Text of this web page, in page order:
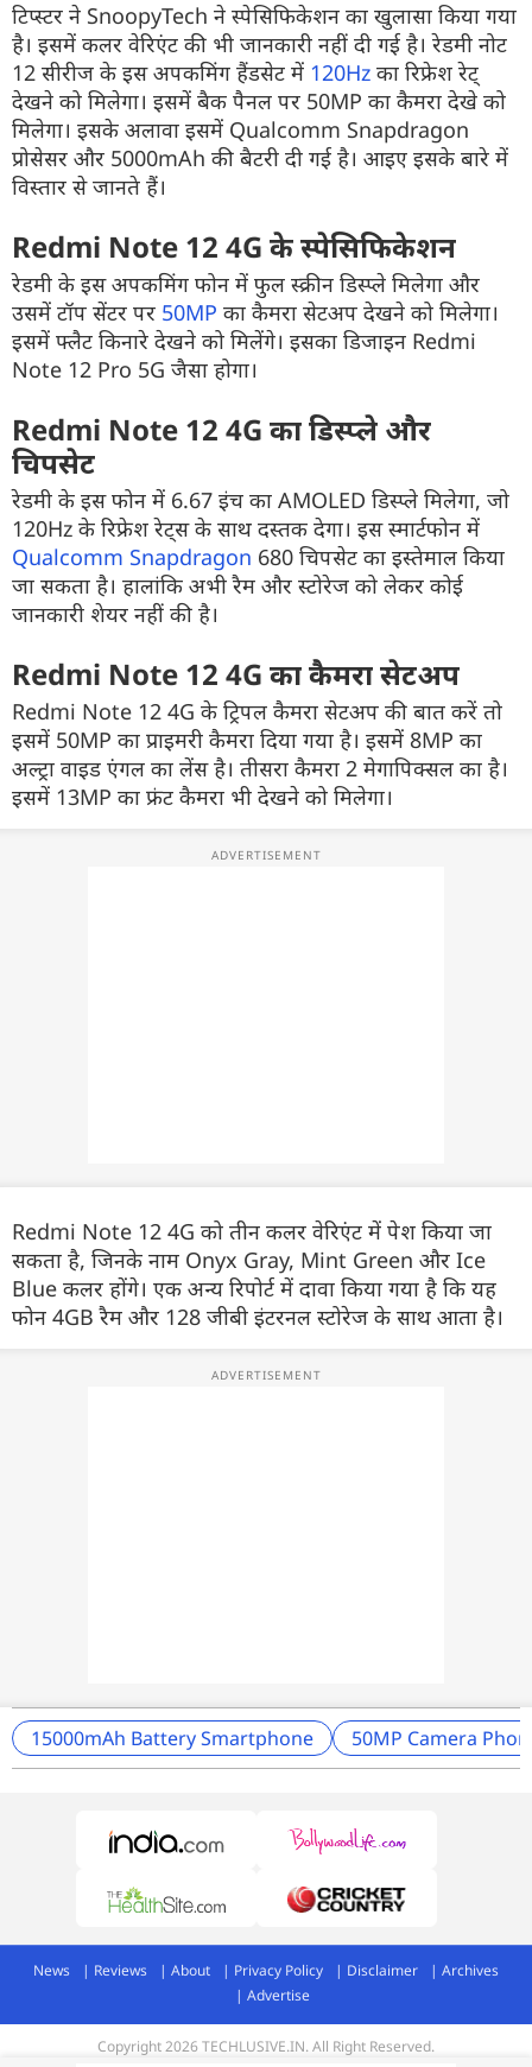
टिप्स्टर ने SnoopyTech ने स्पेसिफिकेशन का खुलासा किया गया
है। इसमें कलर वेरिएंट की भी जानकारी नहीं दी गई है। रेडमी नोट
12 सीरीज के इस अपकमिंग हैंडसेट में 120Hz का रिफ्रेश रेट्
देखने को मिलेगा। इसमें बैक पैनल पर 50MP का कैमरा देखे को
मिलेगा। इसके अलावा इसमें Qualcomm Snapdragon
प्रोसेसर और 5000mAh की बैटरी दी गई है। आइए इसके बारे में
विस्तार से जानते हैं।
Redmi Note 12 4G के स्पेसिफिकेशन
रेडमी के इस अपकमिंग फोन में फुल स्क्रीन डिस्प्ले मिलेगा और
उसमें टॉप सेंटर पर 50MP का कैमरा सेटअप देखने को मिलेगा।
इसमें फ्लैट किनारे देखने को मिलेंगे। इसका डिजाइन Redmi
Note 12 Pro 5G जैसा होगा।
Redmi Note 12 4G का डिस्प्ले और
चिपसेट
रेडमी के इस फोन में 6.67 इंच का AMOLED डिस्प्ले मिलेगा, जो
120Hz के रिफ्रेश रेट्स के साथ दस्तक देगा। इस स्मार्टफोन में
Qualcomm Snapdragon 680 चिपसेट का इस्तेमाल किया
जा सकता है। हालांकि अभी रैम और स्टोरेज को लेकर कोई
जानकारी शेयर नहीं की है।
Redmi Note 12 4G का कैमरा सेटअप
Redmi Note 12 4G के ट्रिपल कैमरा सेटअप की बात करें तो
इसमें 50MP का प्राइमरी कैमरा दिया गया है। इसमें 8MP का
अल्ट्रा वाइड एंगल का लेंस है। तीसरा कैमरा 2 मेगापिक्सल का है।
इसमें 13MP का फ्रंट कैमरा भी देखने को मिलेगा।
Redmi Note 12 4G को तीन कलर वेरिएंट में पेश किया जा
सकता है, जिनके नाम Onyx Gray, Mint Green और Ice
Blue कलर होंगे। एक अन्य रिपोर्ट में दावा किया गया है कि यह
फोन 4GB रैम और 128 जीबी इंटरनल स्टोरेज के साथ आता है।
15000mAh Battery Smartphone 50MP Camera
News Reviews About Privacy Policy Disclaimer
Archives
Advertise
Copyright 2026 TECHLUSIVE.IN. All Right Reserved.